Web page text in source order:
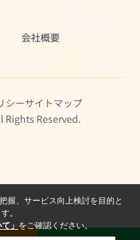
会社概要
シーサイトマップ
Rights Reserved.
握、サービス向上検討を目的と
。
て」をご確認ください。